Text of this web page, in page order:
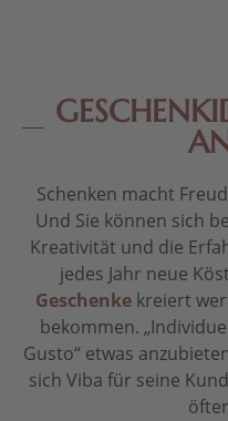
Schenken macht
Und Sie können sich
Kreativität und die
jedes Jahr neue
Geschenkekreiert
bekommen.
Gusto“ etwas
sich Viba für seine